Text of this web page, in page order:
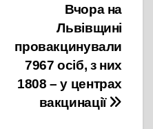
Вчора на
Львівщині
провакцинували
7967 осіб, з них
1808 – у центрах
вакцинації